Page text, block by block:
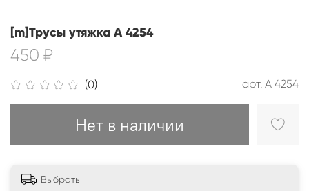
(0) арт. А 4254
[m]Трусы утяжка А 4254
450 ₽
Нет в наличии
Выбрать